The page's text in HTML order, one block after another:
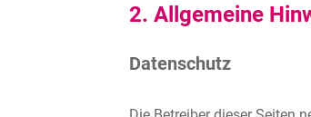
2. Allgemeine
Datenschutz